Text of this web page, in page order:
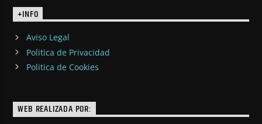
+INFO
Aviso Legal
Politica de Privacidad
Politica de Cookies
WEB REALIZADA POR: